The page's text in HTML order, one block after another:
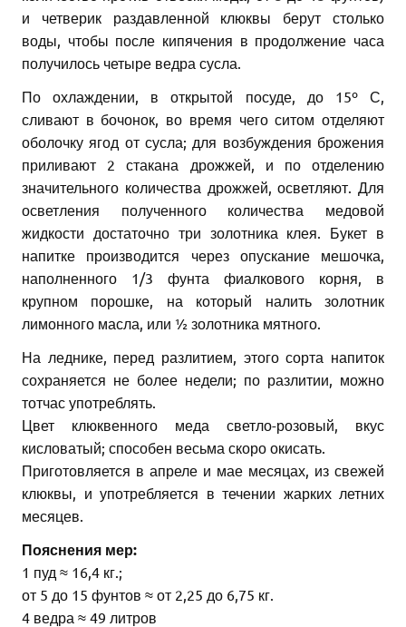
и четверик раздавленной клюквы берут столько
воды, чтобы после кипячения в продолжение часа
получилось четыре ведра сусла.
По охлаждении, в открытой посуде, до 15º С,
сливают в бочонок, во время чего ситом отделяют
оболочку ягод от сусла; для возбуждения брожения
приливают 2 стакана дрожжей, и по отделению
значительного количества дрожжей, осветляют. Для
осветления полученного количества медовой
жидкости достаточно три золотника клея. Букет в
напитке производится через опускание мешочка,
наполненного 1/3 фунта фиалкового корня, в
крупном порошке, на который налить золотник
лимонного масла, или ½ золотника мятного.
На леднике, перед разлитием, этого сорта напиток
сохраняется не более недели; по разлитии, можно
тотчас употреблять.
Цвет клюквенного меда светло-розовый, вкус
кисловатый; способен весьма скоро окисать.
Приготовляется в апреле и мае месяцах, из свежей
клюквы, и употребляется в течении жарких летних
месяцев.
Пояснения мер:
1 пуд ≈ 16,4 кг.;
от 5 до 15 фунтов ≈ от 2,25 до 6,75 кг.
4 ведра ≈ 49 литров